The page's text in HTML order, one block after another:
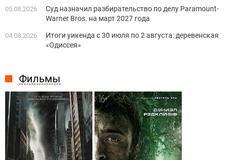
Фильмы
05.08.2026
Суд назначил разбирательство по делу Paramount-
Warner Bros. на март 2027 года
04.08.2026
Итоги уикенда с 30 июля по 2 августа: деревенская
«Одиссея»